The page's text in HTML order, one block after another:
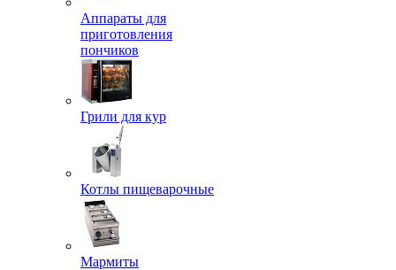
Аппараты для
приготовления
пончиков
Грили для кур
Котлы пищеварочные
Мармиты